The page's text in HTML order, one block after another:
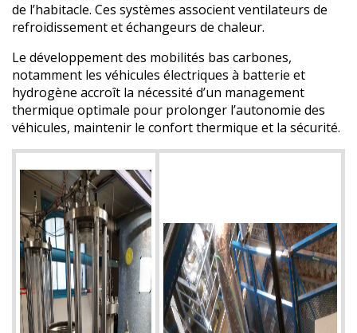
de l’habitacle. Ces systèmes associent ventilateurs de
refroidissement et échangeurs de chaleur.
Le développement des mobilités bas carbones,
notamment les véhicules électriques à batterie et
hydrogène accroît la nécessité d’un management
thermique optimale pour prolonger l’autonomie des
véhicules, maintenir le confort thermique et la sécurité.